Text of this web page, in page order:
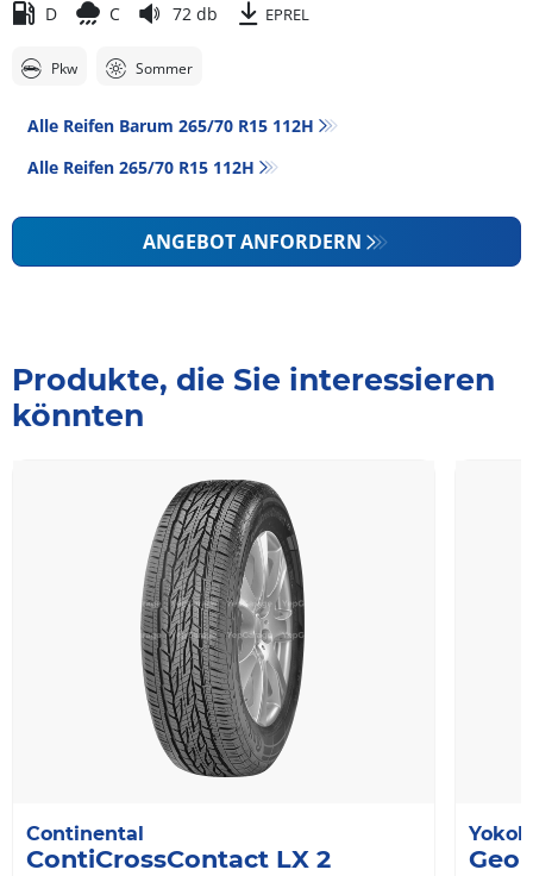
D C 72 db EPREL
Pkw Sommer
Alle Reifen Barum 265/70 R15 112H
Alle Reifen‎ 265/70 R15 112H
ANGEBOT ANFORDERN
Produkte, die Sie interessieren
könnten
Continental
ContiCrossContact LX 2